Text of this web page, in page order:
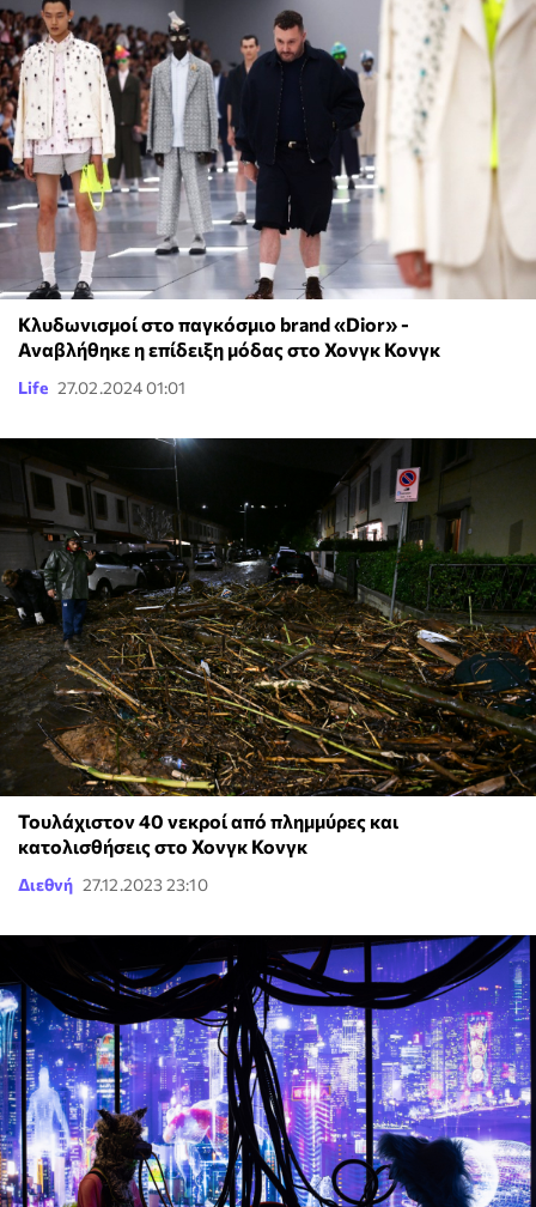
Κλυδωνισμοί στο παγκόσμιο brand «Dior» -
Αναβλήθηκε η επίδειξη μόδας στο Χονγκ Κονγκ
Life 27.02.2024 01:01
Τουλάχιστον 40 νεκροί από πλημμύρες και
κατολισθήσεις στο Χονγκ Κονγκ
Διεθνή 27.12.2023 23:10